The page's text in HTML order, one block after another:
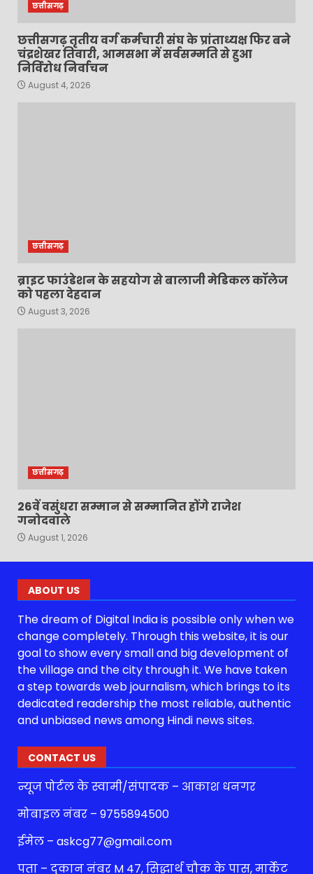
छत्तीसगढ़
छत्तीसगढ़ तृतीय वर्ग कर्मचारी संघ के प्रांताध्यक्ष फिर बने
चंद्रशेखर तिवारी, आमसभा में सर्वसम्मति से हुआ
निर्विरोध निर्वाचन
August 4, 2026
छत्तीसगढ़
ब्राइट फाउंडेशन के सहयोग से बालाजी मेडिकल कॉलेज
को पहला देहदान
August 3, 2026
छत्तीसगढ़
26वें वसुंधरा सम्मान से सम्मानित होंगे राजेश
गनोदवाले
August 1, 2026
ABOUT US
The dream of Digital India is possible only when we
change completely. Through this website, it is our
goal to show every small and big development of
the village and the city through it. We have taken
a step towards web journalism, which brings to its
dedicated readership the most reliable, authentic
and unbiased news among Hindi news sites.
CONTACT US
न्यूज पोर्टल के स्वामी/संपादक – आकाश धनगर
मोबाइल नंबर – 9755894500
ईमेल – askcg77@gmail.com
पता – दुकान नंबर M 47, सिद्धार्थ चौक के पास, मार्केट